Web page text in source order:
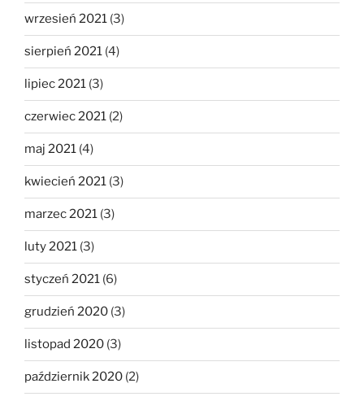
wrzesień 2021 (3)
sierpień 2021 (4)
lipiec 2021 (3)
czerwiec 2021 (2)
maj 2021 (4)
kwiecień 2021 (3)
marzec 2021 (3)
luty 2021 (3)
styczeń 2021 (6)
grudzień 2020 (3)
listopad 2020 (3)
październik 2020 (2)